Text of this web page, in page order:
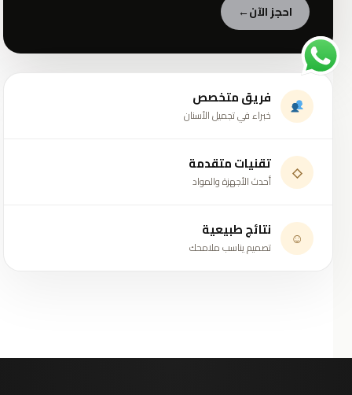
احجز الآن←
فريق متخصص
خبراء في تجميل الأسنان
◇ تقنيات متقدمة
أحدث الأجهزة والمواد
☺ نتائج طبيعية
تصميم يناسب ملامحك